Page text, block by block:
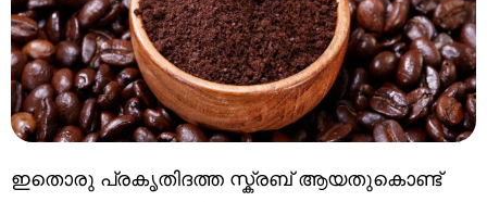
ഇതൊരു പ്രകൃതിദത്ത സ്ക്രബ് ആയതുകൊണ്ട്